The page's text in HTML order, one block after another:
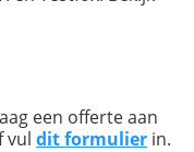
een offerte aan
vul dit formulier in.